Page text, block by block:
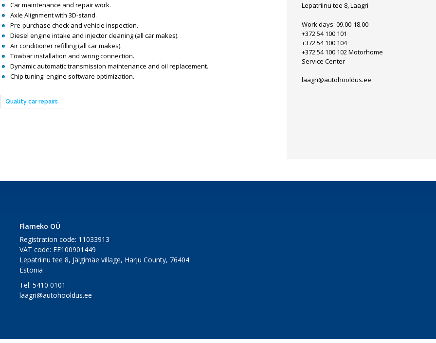
Car maintenance and repair work.
Axle Alignment with 3D-stand.
Pre-purchase check and vehicle inspection.
Diesel engine intake and injector cleaning (all car makes).
Air conditioner refilling (all car makes).
Towbar installation and wiring connection..
Dynamic automatic transmission maintenance and oil replacement.
Chip tuning: engine software optimization.
Quality car repairs
Lepatriinu tee 8, Laagri
Work days: 09.00-18.00
+372 54 100 101
+372 54 100 104
+372 54 100 102 Motorhome
Service Center
laagri@autohooldus.ee
Flameko OÜ
Registration code: 11033913
VAT code: EE100901449
Lepatriinu tee 8, Jälgimäe village, Harju County, 76404
Estonia
Tel. 5410 0101
laagri@autohooldus.ee